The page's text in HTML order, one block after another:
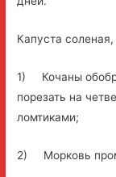
Капуста
1) Кочаны
порезать на
ломтиками;
2) Морковь